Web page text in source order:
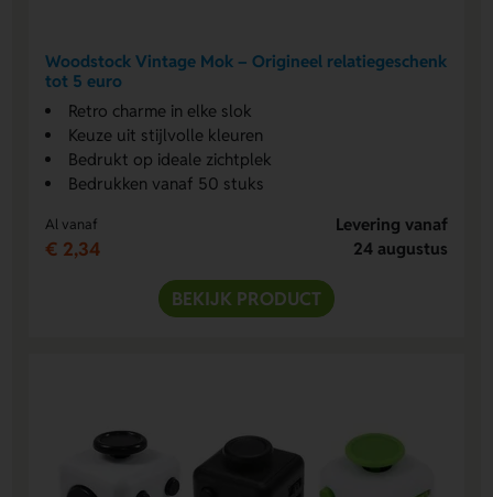
Woodstock Vintage Mok – Origineel relatiegeschenk
tot 5 euro
Retro charme in elke slok
Keuze uit stijlvolle kleuren
Bedrukt op ideale zichtplek
Bedrukken vanaf 50 stuks
Al vanaf
€ 2,34
Levering vanaf
24 augustus
BEKIJK PRODUCT